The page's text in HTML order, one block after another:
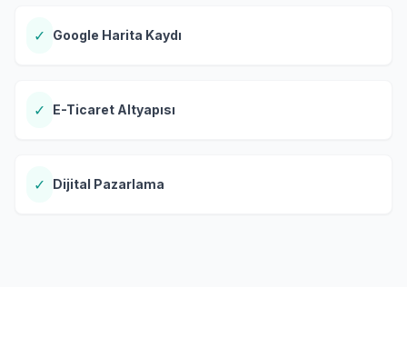
✓ Google Harita Kaydı
✓ E-Ticaret Altyapısı
✓ Dijital Pazarlama